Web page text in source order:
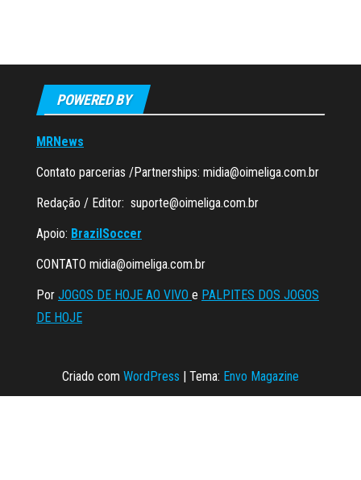
POWERED BY
MRNews
Contato parcerias /Partnerships: midia@oimeliga.com.br
Redação / Editor: suporte@oimeliga.com.br
Apoio: BrazilSoccer
CONTATO midia@oimeliga.com.br
Por JOGOS DE HOJE AO VIVO e PALPITES DOS JOGOS
DE HOJE
Criado com WordPress | Tema: Envo Magazine